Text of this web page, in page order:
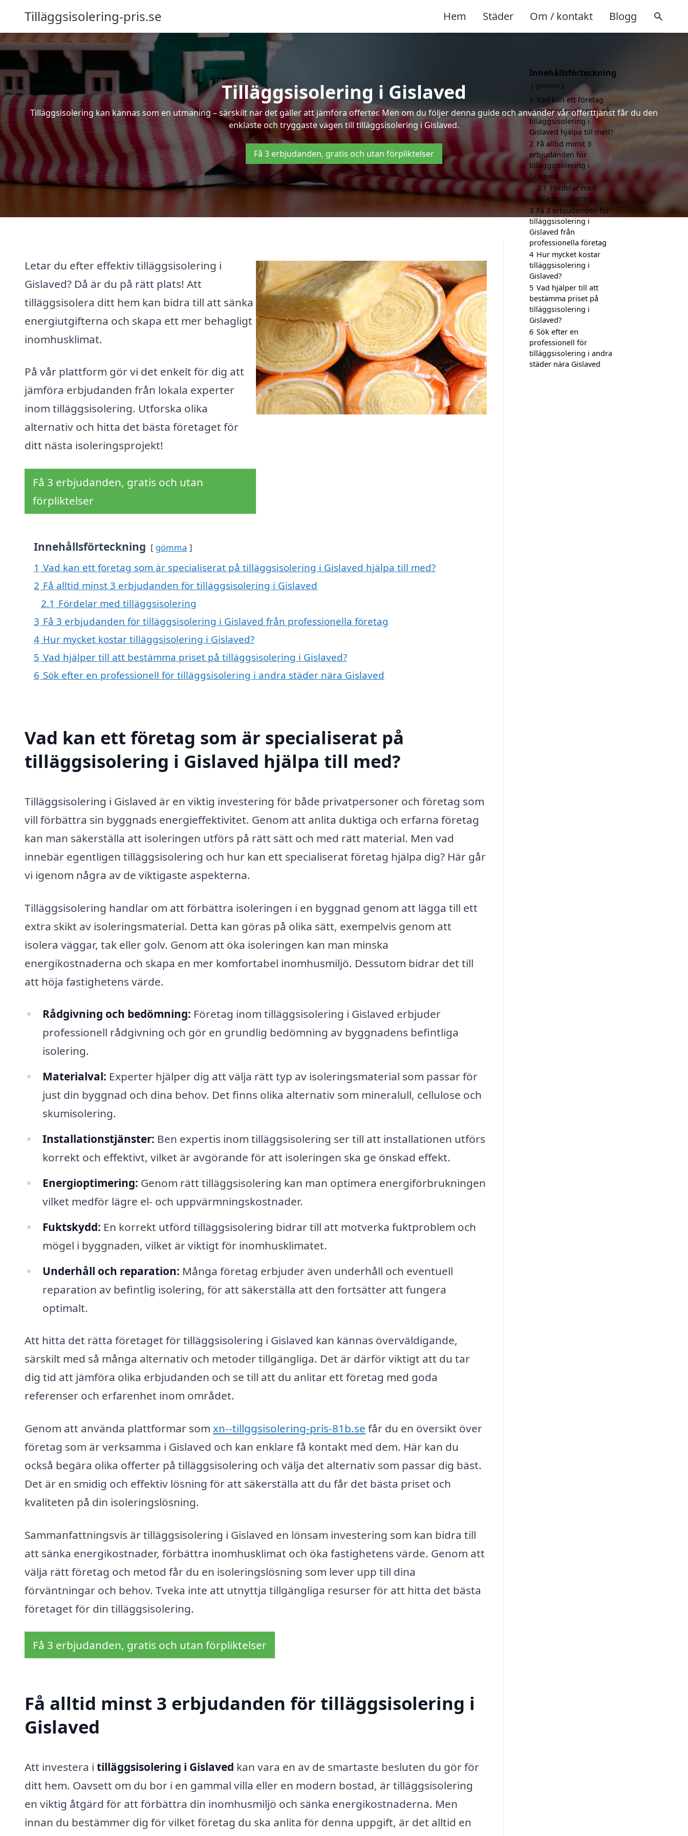
Tilläggsisolering-pris.se Hem Städer Om / kontakt Blogg
Tilläggsisolering i Gislaved
Tilläggsisolering kan kännas som en utmaning – särskilt när det gäller att jämföra offerter. Men om du följer denna guide och använder vår offerttjänst får du den
enklaste och tryggaste vägen till tilläggsisolering i Gislaved.
Få 3 erbjudanden, gratis och utan förpliktelser
Letar du efter effektiv tilläggsisolering i
Gislaved? Då är du på rätt plats! Att
tilläggsisolera ditt hem kan bidra till att sänka
energiutgifterna och skapa ett mer behagligt
inomhusklimat.
På vår plattform gör vi det enkelt för dig att
jämföra erbjudanden från lokala experter
inom tilläggsisolering. Utforska olika
alternativ och hitta det bästa företaget för
ditt nästa isoleringsprojekt!
Få 3 erbjudanden, gratis och utan
förpliktelser
Innehållsförteckning gömma
1 Vad kan ett företag som är specialiserat på tilläggsisolering i Gislaved hjälpa till med?
2 Få alltid minst 3 erbjudanden för tilläggsisolering i Gislaved
2.1 Fördelar med tilläggsisolering
3 Få 3 erbjudanden för tilläggsisolering i Gislaved från professionella företag
4 Hur mycket kostar tilläggsisolering i Gislaved?
5 Vad hjälper till att bestämma priset på tilläggsisolering i Gislaved?
6 Sök efter en professionell för tilläggsisolering i andra städer nära Gislaved
Vad kan ett företag som är specialiserat på
tilläggsisolering i Gislaved hjälpa till med?
Tilläggsisolering i Gislaved är en viktig investering för både privatpersoner och företag som
vill förbättra sin byggnads energieffektivitet. Genom att anlita duktiga och erfarna företag
kan man säkerställa att isoleringen utförs på rätt sätt och med rätt material. Men vad
innebär egentligen tilläggsisolering och hur kan ett specialiserat företag hjälpa dig? Här går
vi igenom några av de viktigaste aspekterna.
Tilläggsisolering handlar om att förbättra isoleringen i en byggnad genom att lägga till ett
extra skikt av isoleringsmaterial. Detta kan göras på olika sätt, exempelvis genom att
isolera väggar, tak eller golv. Genom att öka isoleringen kan man minska
energikostnaderna och skapa en mer komfortabel inomhusmiljö. Dessutom bidrar det till
att höja fastighetens värde.
Rådgivning och bedömning: Företag inom tilläggsisolering i Gislaved erbjuder
professionell rådgivning och gör en grundlig bedömning av byggnadens befintliga
isolering.
Materialval: Experter hjälper dig att välja rätt typ av isoleringsmaterial som passar för
just din byggnad och dina behov. Det finns olika alternativ som mineralull, cellulose och
skumisolering.
Installationstjänster: Ben expertis inom tilläggsisolering ser till att installationen utförs
korrekt och effektivt, vilket är avgörande för att isoleringen ska ge önskad effekt.
Energioptimering: Genom rätt tilläggsisolering kan man optimera energiförbrukningen
vilket medför lägre el- och uppvärmningskostnader.
Fuktskydd: En korrekt utförd tilläggsisolering bidrar till att motverka fuktproblem och
mögel i byggnaden, vilket är viktigt för inomhusklimatet.
Underhåll och reparation: Många företag erbjuder även underhåll och eventuell
reparation av befintlig isolering, för att säkerställa att den fortsätter att fungera
optimalt.
Att hitta det rätta företaget för tilläggsisolering i Gislaved kan kännas överväldigande,
särskilt med så många alternativ och metoder tillgängliga. Det är därför viktigt att du tar
dig tid att jämföra olika erbjudanden och se till att du anlitar ett företag med goda
referenser och erfarenhet inom området.
Genom att använda plattformar som xn--tillggsisolering-pris-81b.se får du en översikt över
företag som är verksamma i Gislaved och kan enklare få kontakt med dem. Här kan du
också begära olika offerter på tilläggsisolering och välja det alternativ som passar dig bäst.
Det är en smidig och effektiv lösning för att säkerställa att du får det bästa priset och
kvaliteten på din isoleringslösning.
Sammanfattningsvis är tilläggsisolering i Gislaved en lönsam investering som kan bidra till
att sänka energikostnader, förbättra inomhusklimat och öka fastighetens värde. Genom att
välja rätt företag och metod får du en isoleringslösning som lever upp till dina
förväntningar och behov. Tveka inte att utnyttja tillgängliga resurser för att hitta det bästa
företaget för din tilläggsisolering.
Få 3 erbjudanden, gratis och utan förpliktelser
Få alltid minst 3 erbjudanden för tilläggsisolering i
Gislaved
Att investera i tilläggsisolering i Gislaved kan vara en av de smartaste besluten du gör för
ditt hem. Oavsett om du bor i en gammal villa eller en modern bostad, är tilläggsisolering
en viktig åtgärd för att förbättra din inomhusmiljö och sänka energikostnaderna. Men
innan du bestämmer dig för vilket företag du ska anlita för denna uppgift, är det alltid en
Innehållsförteckning
gömma
1 Vad kan ett företag
som är specialiserat på
tilläggsisolering i
Gislaved hjälpa till med?
2 Få alltid minst 3
erbjudanden för
tilläggsisolering i
Gislaved
2.1 Fördelar med
tilläggsisolering
3 Få 3 erbjudanden för
tilläggsisolering i
Gislaved från
professionella företag
4 Hur mycket kostar
tilläggsisolering i
Gislaved?
5 Vad hjälper till att
bestämma priset på
tilläggsisolering i
Gislaved?
6 Sök efter en
professionell för
tilläggsisolering i andra
städer nära Gislaved